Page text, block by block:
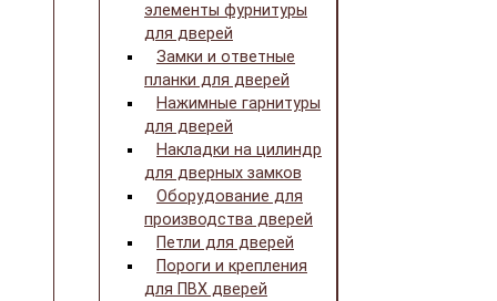
элементы фурнитуры
для дверей
Замки и ответные
планки для дверей
Нажимные гарнитуры
для дверей
Накладки на цилиндр
для дверных замков
Оборудование для
производства дверей
Петли для дверей
Пороги и крепления
для ПВХ дверей